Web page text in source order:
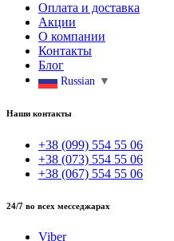
Оплата и доставка
Акции
О компании
Контакты
Блог
Russian ▼
Наши контакты
+38 (099) 554 55 06
+38 (073) 554 55 06
+38 (067) 554 55 06
24/7 во всех месседжарах
Viber